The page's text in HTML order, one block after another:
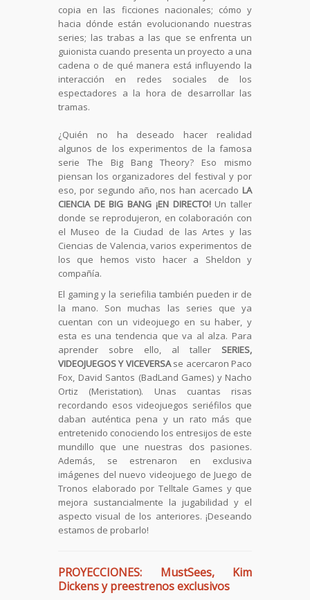
copia en las ficciones nacionales; cómo y
hacia dónde están evolucionando nuestras
series; las trabas a las que se enfrenta un
guionista cuando presenta un proyecto a una
cadena o de qué manera está influyendo la
interacción en redes sociales de los
espectadores a la hora de desarrollar las
tramas.
¿Quién no ha deseado hacer realidad
algunos de los experimentos de la famosa
serie The Big Bang Theory? Eso mismo
piensan los organizadores del festival y por
eso, por segundo año, nos han acercado LA
CIENCIA DE BIG BANG ¡EN DIRECTO!Un taller
donde se reprodujeron, en colaboración con
el Museo de la Ciudad de las Artes y las
Ciencias de Valencia, varios experimentos de
los que hemos visto hacer a Sheldon y
compañía.
El gaming y la seriefilia también pueden ir de
la mano. Son muchas las series que ya
cuentan con un videojuego en su haber, y
esta es una tendencia que va al alza. Para
aprender sobre ello, al taller SERIES,
VIDEOJUEGOS Y VICEVERSAse acercaron Paco
Fox, David Santos (BadLand Games) y Nacho
Ortiz (Meristation). Unas cuantas risas
recordando esos videojuegos seriéfilos que
daban auténtica pena y un rato más que
entretenido conociendo los entresijos de este
mundillo que une nuestras dos pasiones.
Además, se estrenaron en exclusiva
imágenes del nuevo videojuego de Juego de
Tronos elaborado por Telltale Games y que
mejora sustancialmente la jugabilidad y el
aspecto visual de los anteriores. ¡Deseando
estamos de probarlo!
PROYECCIONES: MustSees, Kim
Dickens y preestrenos exclusivos